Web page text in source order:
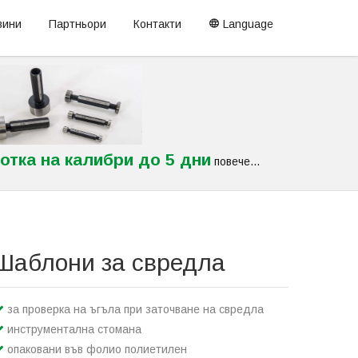
Партньори Контакти Language
на калибри до 5 дни повече...
за свредла
за проверка на ъгъла при заточване на свредла
инструментална стомана
опаковани във фолио полиетилен